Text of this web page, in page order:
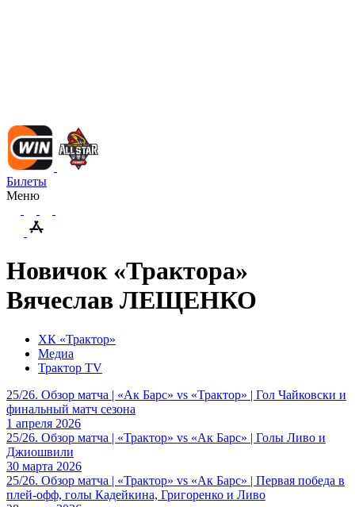
Билеты
Меню
Новичок «Трактора»
Вячеслав ЛЕЩЕНКО
ХК «Трактор»
Медиа
Трактор TV
25/26. Обзор матча | «Ак Барс» vs «Трактор» | Гол Чайковски и
финальный матч сезона
1 апреля 2026
25/26. Обзор матча | «Трактор» vs «Ак Барс» | Голы Ливо и
Джиошвили
30 марта 2026
25/26. Обзор матча | «Трактор» vs «Ак Барс» | Первая победа в
плей-офф, голы Кадейкина, Григоренко и Ливо